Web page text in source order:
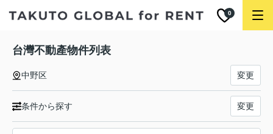
0
台灣不動產物件列表
中野区 変更
条件から探す 変更